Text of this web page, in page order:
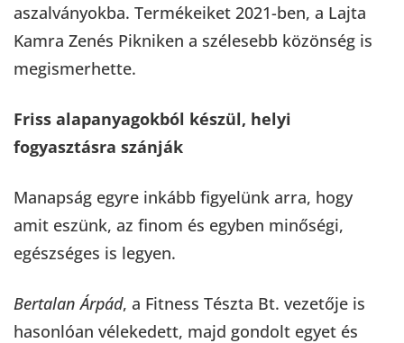
aszalványokba. Termékeiket 2021-ben, a Lajta
Kamra Zenés Pikniken a szélesebb közönség is
megismerhette.
Friss alapanyagokból készül, helyi
fogyasztásra szánják
Manapság egyre inkább figyelünk arra, hogy
amit eszünk, az finom és egyben minőségi,
egészséges is legyen.
Bertalan Árpád, a Fitness Tészta Bt. vezetője is
hasonlóan vélekedett, majd gondolt egyet és